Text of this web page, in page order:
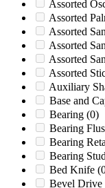
418(0)
420(0)
45/100(0)
46-25(0)
5(0)
50 HIGH
50/36(0)
50/48A(0)
500 Gear
500 Series
50000(0)
5014(0)
50B(0)
Assorted
Assorted
Assorted
Assorted
Assorted
Assorted
Auxiliary
Base and
Bearing (0)
Bearing
Bearing
Bearing
Bed Knife
Bevel Drive